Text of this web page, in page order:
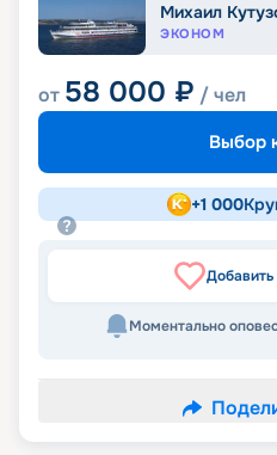
Михаил
ЭКОНОМ
от 58 000 ₽ / чел
Выбор
+1 000
Добавить
Моментально